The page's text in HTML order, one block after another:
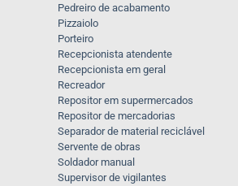
Pedreiro de acabamento
Pizzaiolo
Porteiro
Recepcionista atendente
Recepcionista em geral
Recreador
Repositor em supermercados
Repositor de mercadorias
Separador de material reciclável
Servente de obras
Soldador manual
Supervisor de vigilantes